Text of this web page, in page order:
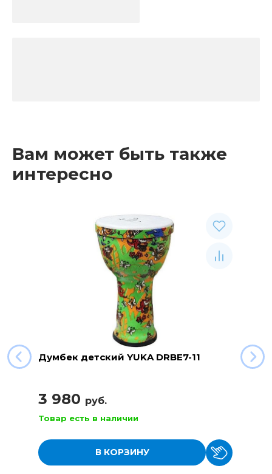
Вам может быть также
интересно
Думбек детский YUKA DRBE7-11
3 980 руб.
Товар есть в наличии
В КОРЗИНУ